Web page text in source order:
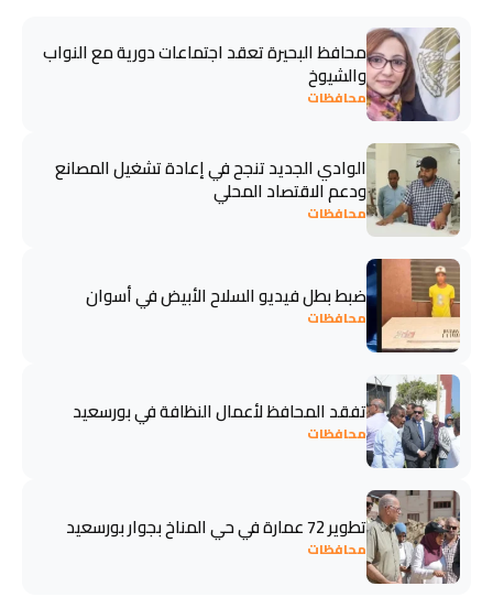
محافظ البحيرة تعقد اجتماعات دورية مع النواب
والشيوخ
محافظات
الوادي الجديد تنجح في إعادة تشغيل المصانع
ودعم الاقتصاد المحلي
محافظات
ضبط بطل فيديو السلاح الأبيض في أسوان
محافظات
تفقد المحافظ لأعمال النظافة في بورسعيد
محافظات
تطوير 72 عمارة في حي المناخ بجوار بورسعيد
محافظات